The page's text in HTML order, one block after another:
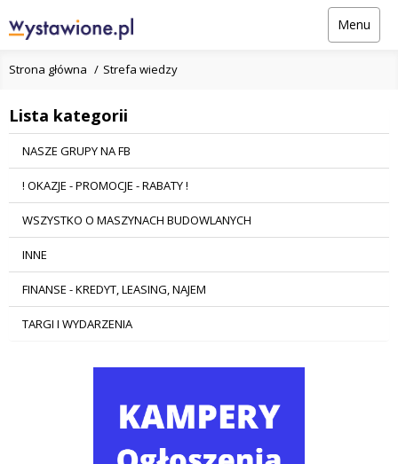
Menu
Strona główna Strefa wiedzy
Lista kategorii
NASZE GRUPY NA FB
! OKAZJE - PROMOCJE - RABATY !
WSZYSTKO O MASZYNACH BUDOWLANYCH
INNE
FINANSE - KREDYT, LEASING, NAJEM
TARGI I WYDARZENIA